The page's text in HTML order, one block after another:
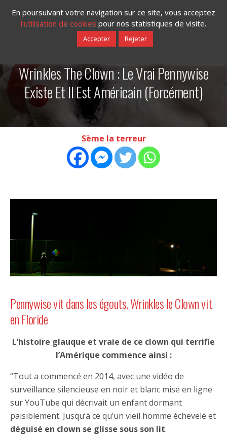
Wrinkles The Clown : Le Vrai Pennywise
Existe Et Il Est Américain (forcément)
Sème la terreur
Pennywise vit dans les égouts, Wrinkles le Clown vit
en Floride
L’histoire glauque et vraie de ce clown qui terrifie
l’Amérique commence ainsi :
“Tout a commencé en 2014, avec une vidéo de
surveillance silencieuse en noir et blanc mise en ligne
sur YouTube qui décrivait un enfant dormant
paisiblement. Jusqu’à ce qu’un vieil homme échevelé et
déguisé en clown se glisse sous son lit.
En poursuivant votre navigation sur ce site, vous acceptez
l‘utilisation de cookies pour nos statistiques de visite.
Accepter Rejeter